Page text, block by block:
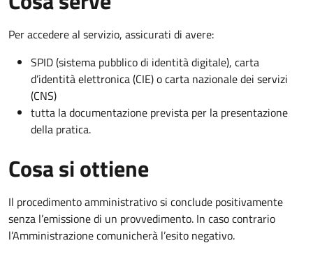
Per accedere al servizio, assicurati di avere:
SPID (sistema pubblico di identità digitale), carta
d’identità elettronica (CIE) o carta nazionale dei servizi
(CNS)
tutta la documentazione prevista per la presentazione
della pratica.
Cosa si ottiene
Il procedimento amministrativo si conclude positivamente
senza l’emissione di un provvedimento. In caso contrario
l’Amministrazione comunicherà l’esito negativo.